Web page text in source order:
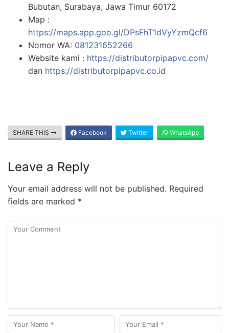
Bubutan, Surabaya, Jawa Timur 60172
Map :
https://maps.app.goo.gl/DPsFhT1dVyYzmQcf6
Nomor WA: 081231652266
Website kami : https://distributorpipapvc.com/
dan https://distributorpipapvc.co.id
SHARE THIS Facebook Twitter WhatsApp
Leave a Reply
Your email address will not be published. Required
fields are marked *